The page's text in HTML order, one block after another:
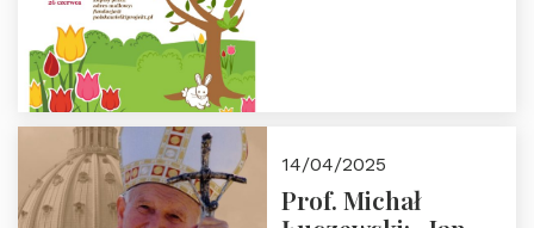
14/04/2025
Prof. Michał